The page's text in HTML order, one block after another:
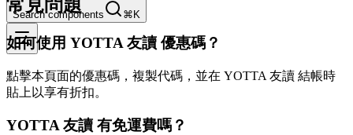
Search components ⌘K
常見問題
如何使用 YOTTA 友讀 優惠碼？
點擊本頁面的優惠碼，複製代碼，並在 YOTTA 友讀 結帳時
貼上以享有折扣。
YOTTA 友讀 有免運費嗎？